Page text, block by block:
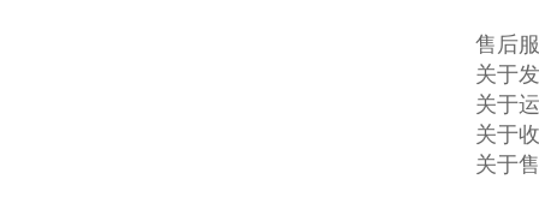
售后
关于
关于
关于
关于